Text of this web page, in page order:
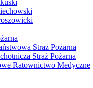
Straż Pożarna
Straż Pożarna
Ratownictwo Medyczne